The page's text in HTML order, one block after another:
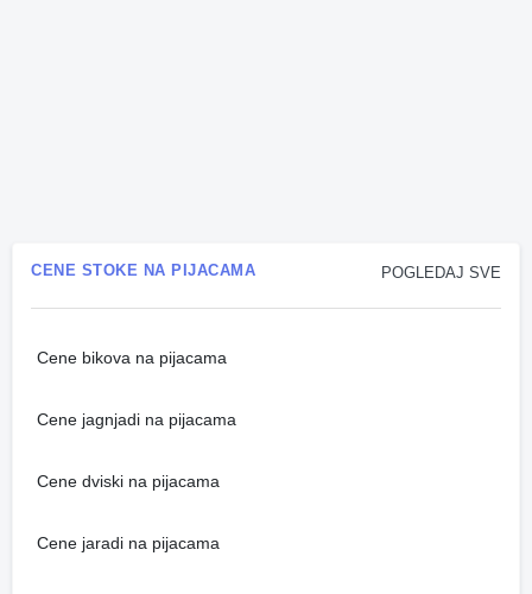
POGLEDAJ SVE
CENE STOKE NA PIJACAMA
Cene bikova na pijacama
Cene jagnjadi na pijacama
Cene dviski na pijacama
Cene jaradi na pijacama